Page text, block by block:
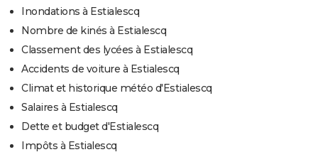
Inondations à Estialescq
Nombre de kinés à Estialescq
Classement des lycées à Estialescq
Accidents de voiture à Estialescq
Climat et historique météo d'Estialescq
Salaires à Estialescq
Dette et budget d'Estialescq
Impôts à Estialescq